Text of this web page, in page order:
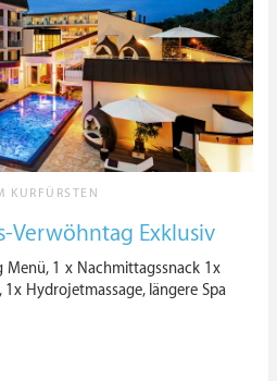
KURFÜRSTEN
Verwöhntag Exklusiv
Menü, 1 x Nachmittagssnack 1x
Hydrojetmassage, längere Spa